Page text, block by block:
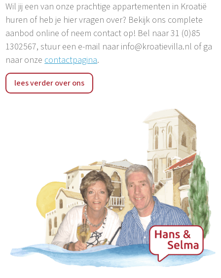
Wil jij een van onze prachtige appartementen in Kroatië
huren of heb je hier vragen over? Bekijk ons complete
aanbod online of neem contact op! Bel naar 31 (0)85
1302567, stuur een e-mail naar info@kroatievilla.nl of ga
naar onzecontactpagina.
lees verder over ons